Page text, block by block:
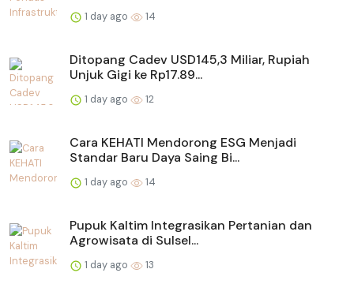
1 day ago 14
Ditopang Cadev USD145,3 Miliar, Rupiah
Unjuk Gigi ke Rp17.89...
1 day ago 12
Cara KEHATI Mendorong ESG Menjadi
Standar Baru Daya Saing Bi...
1 day ago 14
Pupuk Kaltim Integrasikan Pertanian dan
Agrowisata di Sulsel...
1 day ago 13